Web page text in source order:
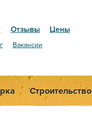
Отзывы
Цены
Вакансии
Строительство